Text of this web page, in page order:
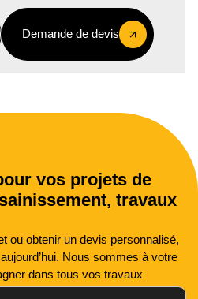
Demande de devis
vos projets de
travaux
ou obtenir un devis personnalisé,
Nous sommes à votre
dans tous vos travaux
confiance à notre expertise